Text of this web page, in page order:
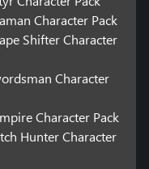
Character Pack
Shifter Character
Character
Character Pack
Hunter Character